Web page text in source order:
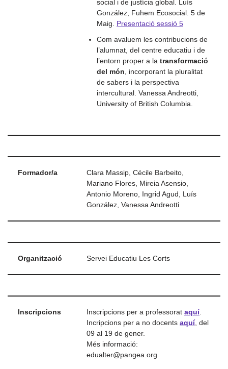
social i de justícia global. Luís
González, Fuhem Ecosocial. 5 de
Maig.
Presentació sessió 5
Com avaluem les contribucions de
l’alumnat, del centre educatiu i de
l’entorn proper a la transformació
del món , incorporant la pluralitat
de sabers i la perspectiva
intercultural. Vanessa Andreotti,
University of British Columbia.
Formador/a
Clara Massip, Cécile Barbeito,
Mariano Flores, Mireia Asensio,
Antonio Moreno, Ingrid Agud, Luís
González, Vanessa Andreotti
Organització Servei Educatiu Les Corts
Inscripcions Inscripcions per a professorat aquí
Incripcions per a no docents aquí , del
09 al 19 de gener.
Més informació:
edualter@pangea.org